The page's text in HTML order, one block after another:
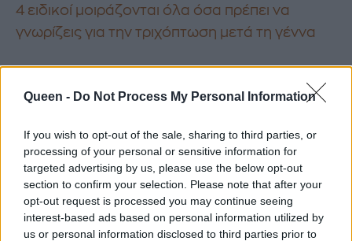
Queen - Do Not Process My Personal Information
If you wish to opt-out of the sale, sharing to third parties, or
processing of your personal or sensitive information for
targeted advertising by us, please use the below opt-out
section to confirm your selection. Please note that after your
opt-out request is processed you may continue seeing
interest-based ads based on personal information utilized by
us or personal information disclosed to third parties prior to
4 ειδικοί μοιράζονται όλα όσα πρέπει να
γνωρίζεις για την τριχόπτωση μετά τη γέννα
κοιλιακών θα φύγει μόνη της
Η διάσταση ορθών κοιλιακών είναι μια
φυσιολογική αλλαγή που συμβαίνει σε πολλές
γυναίκες κατά την εγκυμοσύνη. Παρόλο που
σε ορισμένες περιπτώσεις το σώμα
επανέρχεται από μόνο του, δεν συμβαίνει